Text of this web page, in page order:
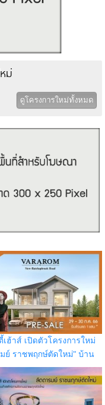
ม่
ดูโครงการใหม่ทั้งหมด
เฮ้าส์ เปิดตัวโครงการใหม่
ย์ ราชพฤกษ์ตัดใหม่" บ้าน
ดถนนราชพฤกษ์ เปิดจอง
Sale วันที่ 29 - 30 ก.ค.
ส่วนลด 1 แสน